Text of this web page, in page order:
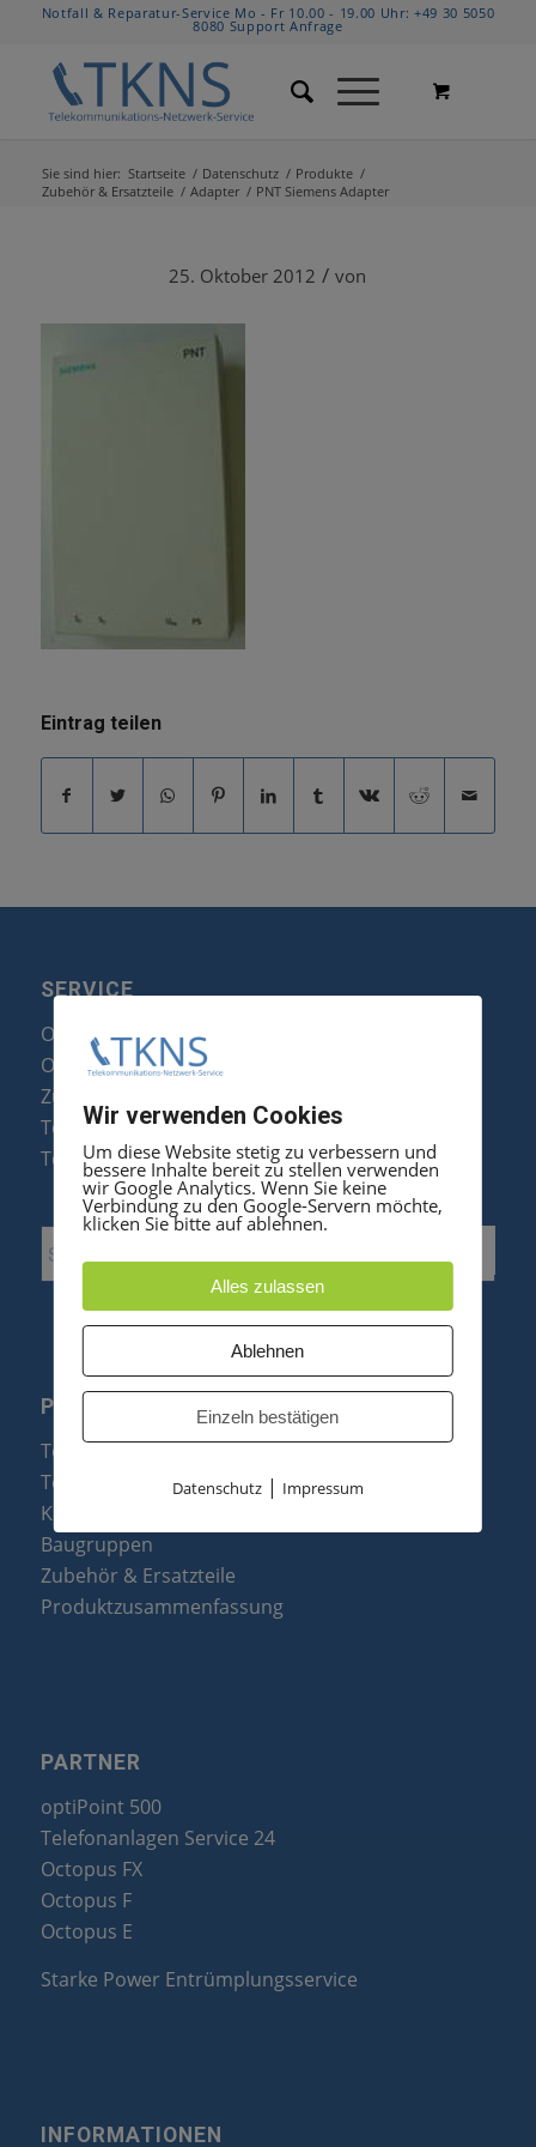
Notfall & Reparatur-Service Mo - Fr 10.00 - 19.00 Uhr:+49 30 5050
8080 Support Anfrage
Sie sind hier: Startseite / Datenschutz / Produkte /
Zubehör & Ersatzteile / Adapter / PNT Siemens Adapter
25. Oktober 2012 / von
Eintrag teilen
SERVICE
Optipoint Display Reparatur
Octophon F Display Reparatur
Zubehör & Ersatzteile
Telefonanlagen Optimierung
Telefonanlagen Erweiterung
PRODUKTE
Telefonanlagen
Telefone
Konftel Konferenztelefone
Baugruppen
Zubehör & Ersatzteile
Produktzusammenfassung
PARTNER
optiPoint 500
Telefonanlagen Service 24
Octopus FX
Octopus F
Octopus E
Starke Power Entrümplungsservice
INFORMATIONEN
Wir verwenden Cookies
Um diese Website stetig zu verbessern und
bessere Inhalte bereit zu stellen verwenden
wir Google Analytics. Wenn Sie keine
Verbindung zu den Google-Servern möchte,
klicken Sie bitte auf ablehnen.
Alles zulassen
Ablehnen
Einzeln bestätigen
Datenschutz| Impressum